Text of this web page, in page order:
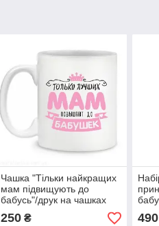
Чашка "Тільки найкращих
мам підвищують до
бабусь"/друк на чашках
250₴
за
490